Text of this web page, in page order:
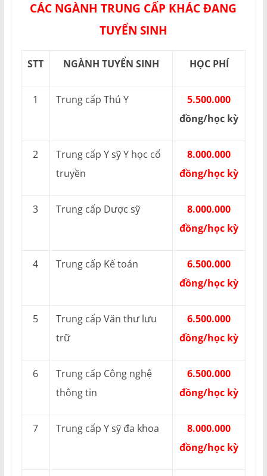
CÁC NGÀNH TRUNG CẤP KHÁC ĐANG
TUYỂN SINH
STT NGÀNH TUYỂN SINH HỌC PHÍ
1 Trung cấp Thú Y
5.500.000
đồng/học kỳ
2
Trung cấp Y sỹ Y học cổ
truyền
8.000.000
đồng/học kỳ
3 Trung cấp Dược sỹ
8.000.000
đồng/học kỳ
4 Trung cấp Kế toán
6.500.000
đồng/học kỳ
5
Trung cấp Văn thư lưu
trữ
6.500.000
đồng/học kỳ
6
Trung cấp Công nghệ
thông tin
6.500.000
đồng/học kỳ
7 Trung cấp Y sỹ đa khoa
8.000.000
đồng/học kỳ